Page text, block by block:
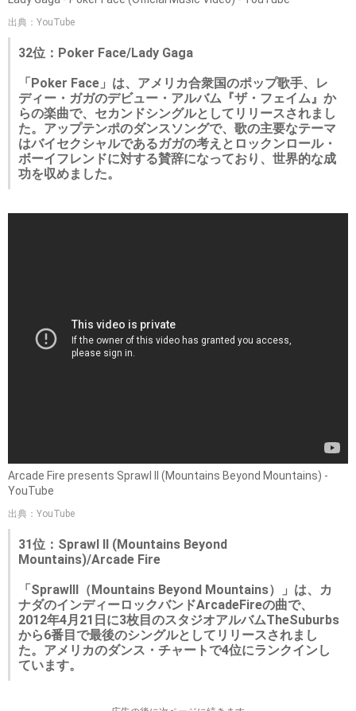
出典：YouTube
32位：Poker Face/Lady Gaga
「Poker Face」は、アメリカ合衆国のポップ歌手、レ
ディー・ガガのデビュー・アルバム『ザ・フェイム』か
らの楽曲で、セカンドシングルとしてリリースされまし
た。アップテンポのダンスソングで、歌の主要なテーマ
はバイセクシャルであるガガの考えとロックンロール・
ボーイフレンドに対する賛辞になっており、世界的な成
功を収めました。
Arcade Fire presents Sprawl II (Mountains Beyond Mountains) -
YouTube
出典：YouTube
31位：Sprawl II (Mountains Beyond
Mountains)/Arcade Fire
「SprawlII（Mountains Beyond Mountains）」は、カ
ナダのインディーロックバンドArcadeFireの曲で、
2012年4月21日に3枚目のスタジオアルバムTheSuburbs
から6番目で最後のシングルとしてリリースされまし
た。アメリカのダンス・チャートで4位にランクインし
ています。